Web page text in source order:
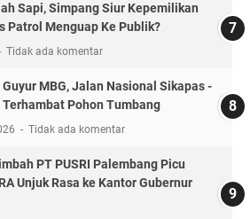
Sapi, Simpang Siur Kepemilikan
Patrol Menguap Ke Publik?
Tidak ada komentar
MBG, Jalan Nasional Sikapas -
Terhambat Pohon Tumbang
Tidak ada komentar
PT PUSRI Palembang Picu
Unjuk Rasa ke Kantor Gubernur